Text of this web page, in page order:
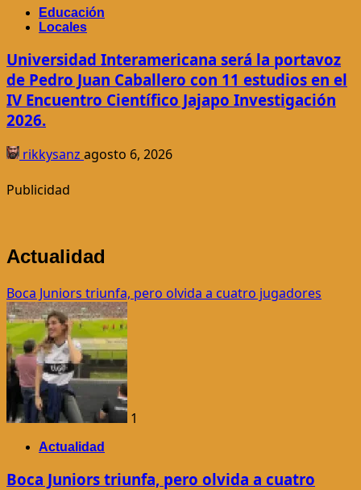
Educación
Locales
Universidad Interamericana será la portavoz
de Pedro Juan Caballero con 11 estudios en el
IV Encuentro Científico Jajapo Investigación
2026.
rikkysanz agosto 6, 2026
Publicidad
Actualidad
Boca Juniors triunfa, pero olvida a cuatro jugadores
1
Actualidad
Boca Juniors triunfa, pero olvida a cuatro